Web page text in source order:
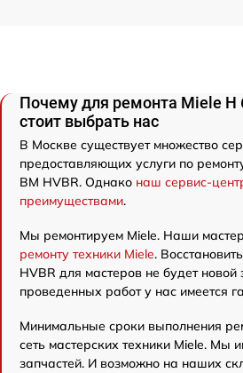
Почему для ремонта Miele H
стоит выбрать нас
В Москве существует множество
предоставляющих услуги по
BM HVBR. Однако наш сервис-
преимуществами.
Мы ремонтируем Miele. Наши
ремонту техники Miele.
HVBR для мастеров не будет
проведенных работ у нас имеется
Минимальные сроки выполнения
сеть мастерских техники Miele. Мы
запчастей. И возможно на наших